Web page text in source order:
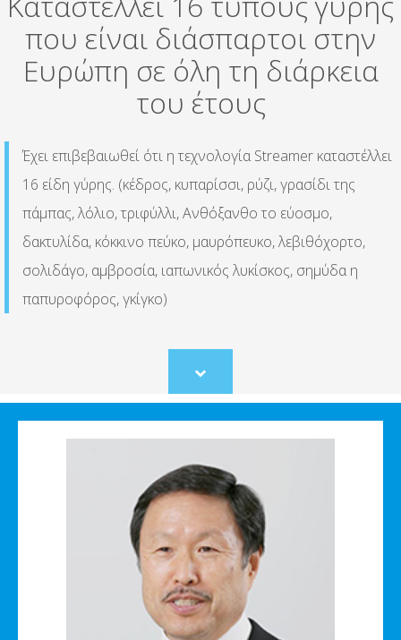
που είναι διάσπαρτοι στην
Ευρώπη σε όλη τη διάρκεια
του έτους
Έχει επιβεβαιωθεί ότι η τεχνολογία Streamer καταστέλλει
16 είδη γύρης. (κέδρος, κυπαρίσσι, ρύζι, γρασίδι της
πάμπας, λόλιο, τριφύλλι, Ανθόξανθο το εύοσμο,
δακτυλίδα, κόκκινο πεύκο, μαυρόπευκο, λεβιθόχορτο,
σολιδάγο, αμβροσία, ιαπωνικός λυκίσκος, σημύδα η
παπυροφόρος, γκίγκο)
Scroll
to